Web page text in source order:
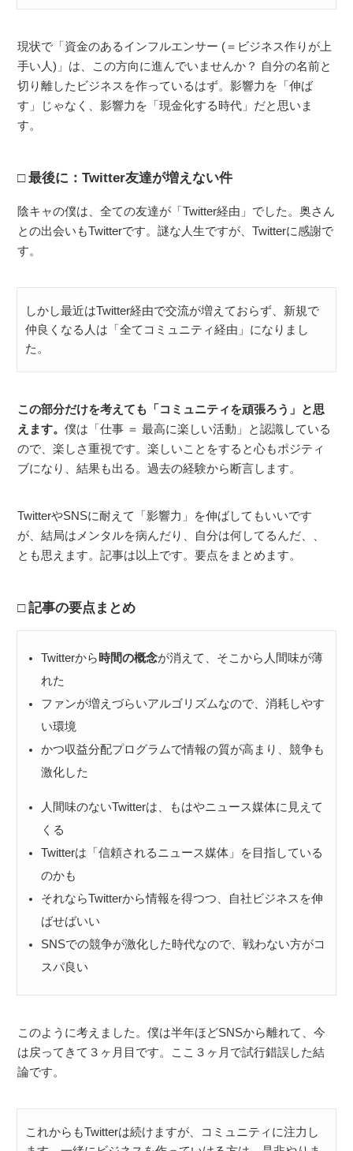
現状で「資金のあるインフルエンサー (＝ビジネス作りが上
手い人)」は、この方向に進んでいませんか？ 自分の名前と
切り離したビジネスを作っているはず。影響力を「伸ば
す」じゃなく、影響力を「現金化する時代」だと思いま
す。
最後に：Twitter友達が増えない件
陰キャの僕は、全ての友達が「Twitter経由」でした。奥さん
との出会いもTwitterです。謎な人生ですが、Twitterに感謝で
す。
しかし最近はTwitter経由で交流が増えておらず、新規で
仲良くなる人は「全てコミュニティ経由」になりまし
た。
この部分だけを考えても「コミュニティを頑張ろう」と思
えます。僕は「仕事 ＝ 最高に楽しい活動」と認識している
ので、楽しさ重視です。楽しいことをすると心もポジティ
ブになり、結果も出る。過去の経験から断言します。
TwitterやSNSに耐えて「影響力」を伸ばしてもいいです
が、結局はメンタルを病んだり、自分は何してるんだ、、
とも思えます。記事は以上です。要点をまとめます。
記事の要点まとめ
Twitterから 時間の概念が消えて、そこから人間味が薄
れた
ファンが増えづらいアルゴリズムなので、消耗しやす
い環境
かつ収益分配プログラムで情報の質が高まり、競争も
激化した
人間味のないTwitterは、もはやニュース媒体に見えて
くる
Twitterは「信頼されるニュース媒体」を目指している
のかも
それならTwitterから情報を得つつ、自社ビジネスを伸
ばせばいい
SNSでの競争が激化した時代なので、戦わない方がコ
スパ良い
このように考えました。僕は半年ほどSNSから離れて、今
は戻ってきて３ヶ月目です。ここ３ヶ月で試行錯誤した結
論です。
これからもTwitterは続けますが、コミュニティに注力し